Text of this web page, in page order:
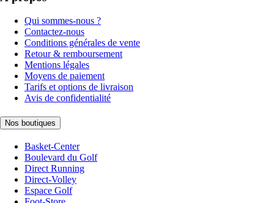
Qui sommes-nous ?
Contactez-nous
Conditions générales de vente
Retour & remboursement
Mentions légales
Moyens de paiement
Tarifs et options de livraison
Avis de confidentialité
Nos boutiques
Basket-Center
Boulevard du Golf
Direct Running
Direct-Volley
Espace Golf